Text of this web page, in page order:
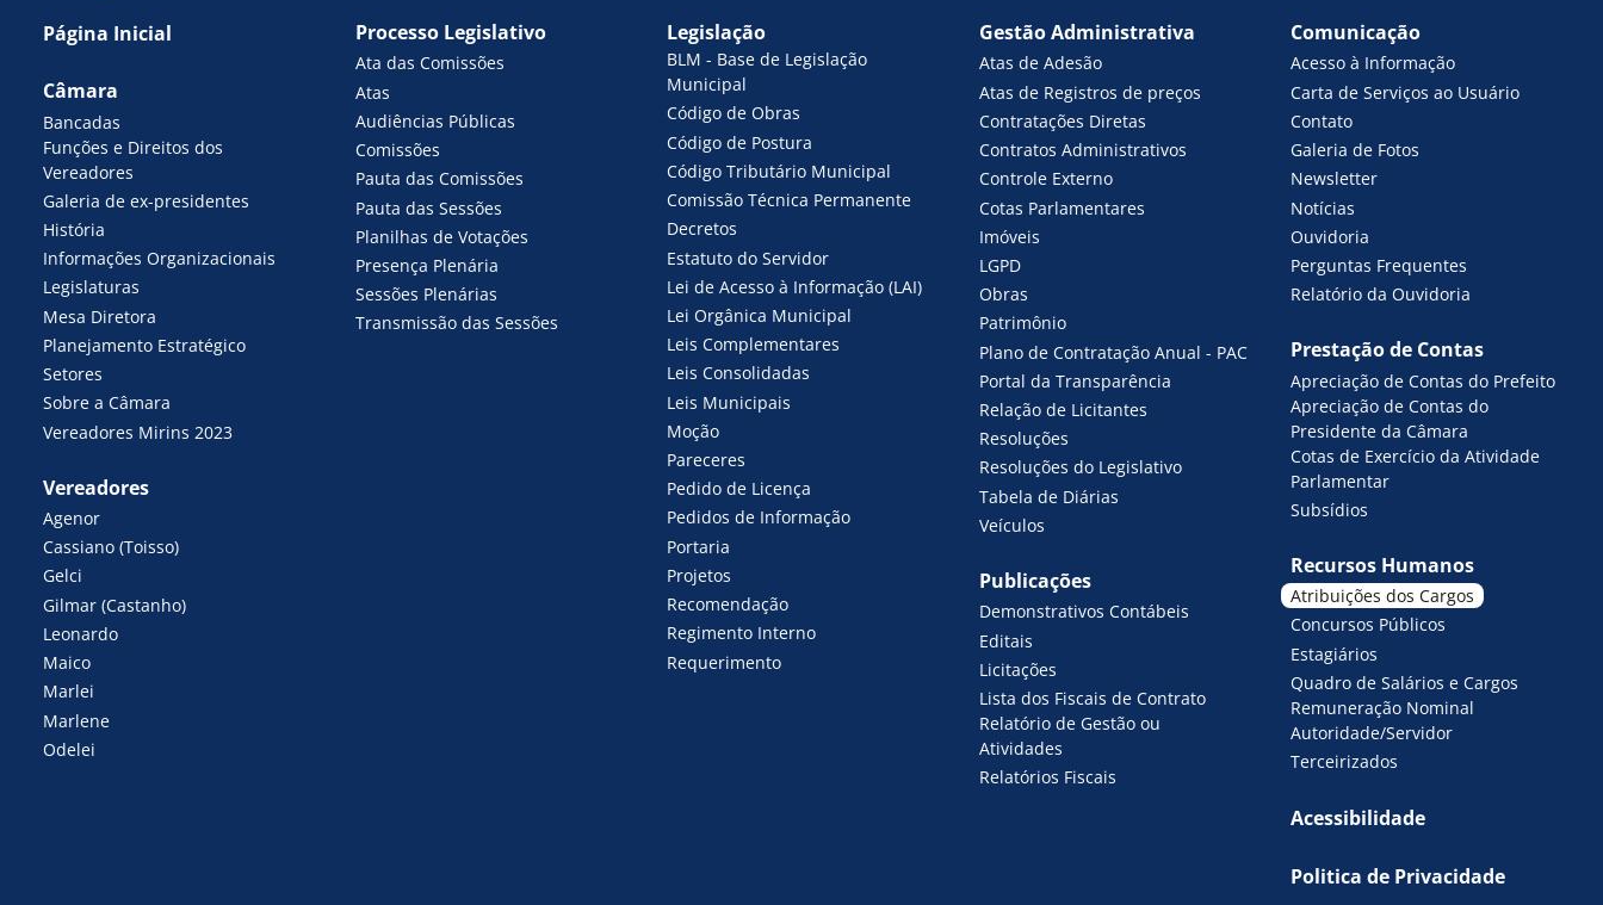
Página Inicial
Câmara
Bancadas
Funções e Direitos dos
Vereadores
Galeria de ex-presidentes
História
Informações Organizacionais
Legislaturas
Mesa Diretora
Planejamento Estratégico
Setores
Sobre a Câmara
Vereadores Mirins 2023
Vereadores
Agenor
Cassiano (Toisso)
Gelci
Gilmar (Castanho)
Leonardo
Maico
Marlei
Marlene
Odelei
Processo Legislativo
Ata das Comissões
Atas
Audiências Públicas
Comissões
Pauta das Comissões
Pauta das Sessões
Planilhas de Votações
Presença Plenária
Sessões Plenárias
Transmissão das Sessões
Legislação
BLM - Base de Legislação
Municipal
Código de Obras
Código de Postura
Código Tributário Municipal
Comissão Técnica Permanente
Decretos
Estatuto do Servidor
Lei de Acesso à Informação (LAI)
Lei Orgânica Municipal
Leis Complementares
Leis Consolidadas
Leis Municipais
Moção
Pareceres
Pedido de Licença
Pedidos de Informação
Portaria
Projetos
Recomendação
Regimento Interno
Requerimento
Gestão Administrativa
Atas de Adesão
Atas de Registros de preços
Contratações Diretas
Contratos Administrativos
Controle Externo
Cotas Parlamentares
Imóveis
LGPD
Obras
Patrimônio
Plano de Contratação Anual - PAC
Portal da Transparência
Relação de Licitantes
Resoluções
Resoluções do Legislativo
Tabela de Diárias
Veículos
Publicações
Demonstrativos Contábeis
Editais
Licitações
Lista dos Fiscais de Contrato
Relatório de Gestão ou
Atividades
Relatórios Fiscais
Comunicação
Acesso à Informação
Carta de Serviços ao Usuário
Contato
Galeria de Fotos
Newsletter
Notícias
Ouvidoria
Perguntas Frequentes
Relatório da Ouvidoria
Prestação de Contas
Apreciação de Contas do Prefeito
Apreciação de Contas do
Presidente da Câmara
Cotas de Exercício da Atividade
Parlamentar
Subsídios
Recursos Humanos
Atribuições dos Cargos
Concursos Públicos
Estagiários
Quadro de Salários e Cargos
Remuneração Nominal
Autoridade/Servidor
Terceirizados
Acessibilidade
Politica de Privacidade